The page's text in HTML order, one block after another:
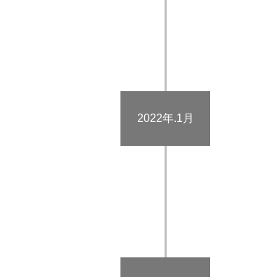
2022年.1月